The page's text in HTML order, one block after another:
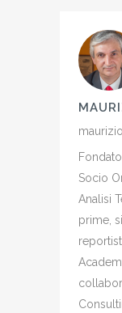
Socio
Analisi
prime,